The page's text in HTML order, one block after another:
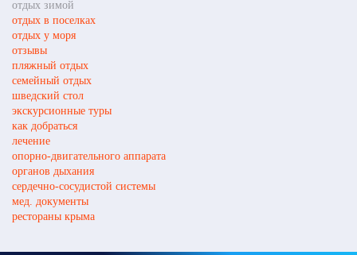
отдых зимой
отдых в поселках
отдых у моря
отзывы
пляжный отдых
семейный отдых
шведский стол
экскурсионные туры
как добраться
лечение
опорно-двигательного аппарата
органов дыхания
сердечно-сосудистой системы
мед. документы
рестораны крыма